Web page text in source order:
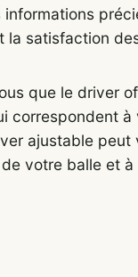
la satisfaction
que le driver
correspondent à
ajustable peut
votre balle et à